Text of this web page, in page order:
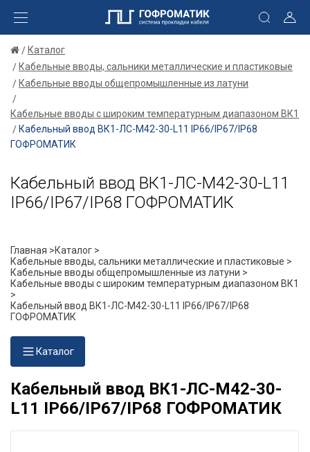
Каталог
Кабельные вводы, сальники металлические и пластиковые
Кабельные вводы общепромышленные из латуни
Кабельные вводы с широким температурным диапазоном ВК1
Кабельный ввод ВК1-ЛС-М42-30-L11 IP66/IP67/IP68
ГОФРОМАТИК
Кабельный ввод ВК1-ЛС-М42-30-L11
IP66/IP67/IP68 ГОФРОМАТИК
Главная >Каталог >
Кабельные вводы, сальники металлические и пластиковые >
Кабельные вводы общепромышленные из латуни >
Кабельные вводы с широким температурным диапазоном ВК1
>
Кабельный ввод ВК1-ЛС-М42-30-L11 IP66/IP67/IP68
ГОФРОМАТИК
Каталог
Кабельный ввод ВК1-ЛС-М42-30-
L11 IP66/IP67/IP68 ГОФРОМАТИК